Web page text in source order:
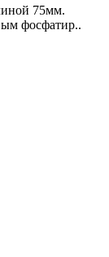
75мм.
фосфатир..